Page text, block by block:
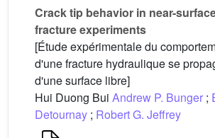
Crack tip behavior in near-
fracture experiments
[Étude expérimentale du
d'une fracture hydraulique se
d'une surface libre]
Hui Duong Bui Andrew P. Bunger ;
Detournay ; Robert G. Jeffrey